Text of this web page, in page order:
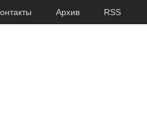
Архив RSS